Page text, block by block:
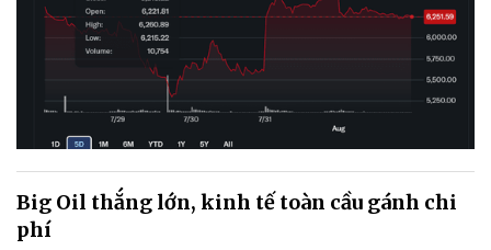
Big Oil thắng lớn, kinh tế toàn cầu gánh chi
phí